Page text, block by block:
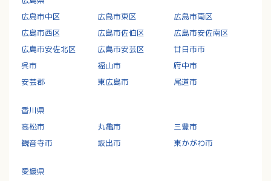
広島市中区
広島市東区
広島市南区
広島市西区
広島市佐伯区
広島市安佐南区
広島市安佐北区
広島市安芸区
廿日市市
呉市
福山市
府中市
安芸郡
東広島市 尾道市
香川県
高松市
丸亀市
三豊市
観音寺市
坂出市 東かがわ市
愛媛県